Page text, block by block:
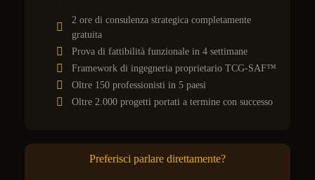
2 ore di consulenza strategica completamente
gratuita
Prova di fattibilità funzionale in 4 settimane
Framework di ingegneria proprietario TCG-SAF™
Oltre 150 professionisti in 5 paesi
Oltre 2.000 progetti portati a termine con successo
Preferisci parlare direttamente?